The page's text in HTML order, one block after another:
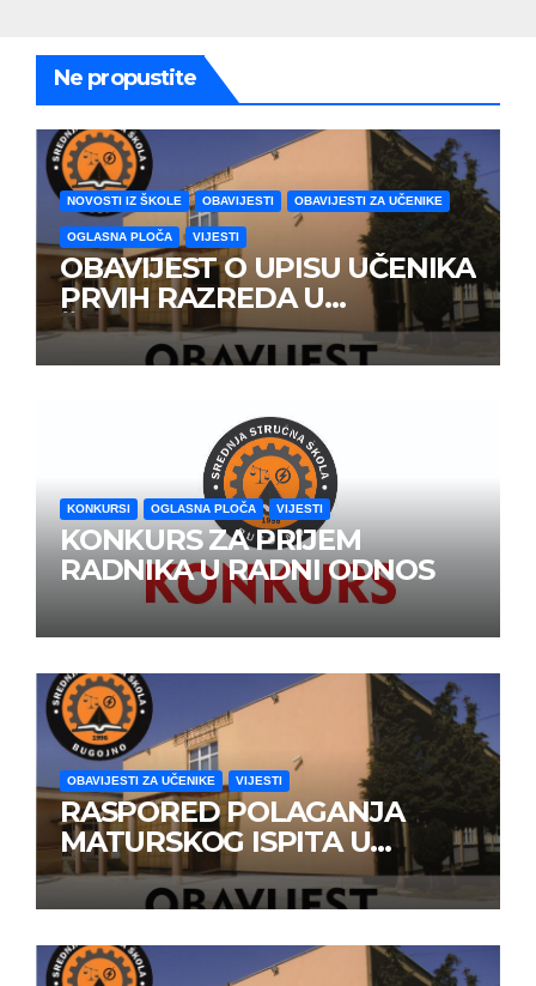
Ne propustite
NOVOSTI IZ ŠKOLE OBAVIJESTI OBAVIJESTI ZA UČENIKE
OGLASNA PLOČA VIJESTI
OBAVIJEST O UPISU UČENIKA
PRVIH RAZREDA U
ŠKOLSKOJ 2026/2027
GODINE
KONKURSI OGLASNA PLOČA VIJESTI
KONKURS ZA PRIJEM
RADNIKA U RADNI ODNOS
OBAVIJESTI ZA UČENIKE VIJESTI
RASPORED POLAGANJA
MATURSKOG ISPITA U
JUNSKOM ISPITNOM ROKU